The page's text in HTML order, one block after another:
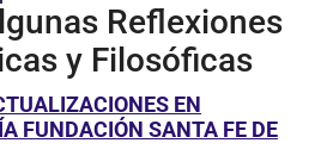
Reflexiones
y Filosóficas
EN
FUNDACIÓN SANTA FE DE